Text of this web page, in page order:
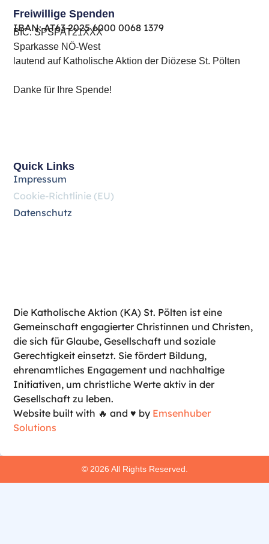
Die Katholische Aktion (KA) St. Pölten ist eine
Gemeinschaft engagierter Christinnen und Christen,
die sich für Glaube, Gesellschaft und soziale
Gerechtigkeit einsetzt. Sie fördert Bildung,
ehrenamtliches Engagement und nachhaltige
Initiativen, um christliche Werte aktiv in der
Gesellschaft zu leben.
Website built with 🔥 and ♥️ by Emsenhuber
Solutions
Quick Links
Impressum
Cookie-Richtlinie (EU)
Datenschutz
Freiwillige Spenden
IBAN: AT63 ​2025 ​6000 ​0068 ​1379
BIC: SPSPAT21XXX
Sparkasse NÖ-West
lautend auf Katholische Aktion der Diözese St. Pölten
Danke für Ihre Spende!
© 2026 All Rights Reserved.